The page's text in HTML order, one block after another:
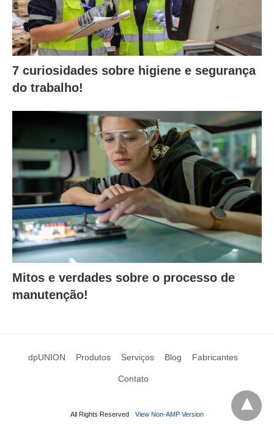
7 curiosidades sobre higiene e segurança
do trabalho!
Mitos e verdades sobre o processo de
manutenção!
dpUNION Produtos Serviços Blog Fabricantes
Contato
All Rights Reserved View Non-AMP Version